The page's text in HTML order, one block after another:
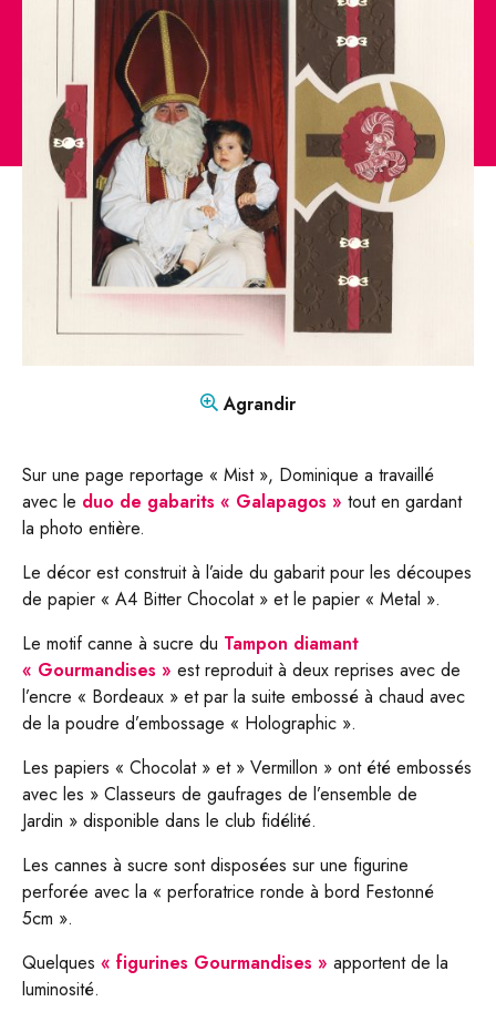
Mon compte
Boutique
FR
DE
CONTACT
Agrandir
Sur une page reportage « Mist », Dominique a travaillé
avec le duo de gabarits « Galapagos » tout en gardant
la photo entière.
Le décor est construit à l’aide du gabarit pour les découpes
de papier « A4 Bitter Chocolat » et le papier « Metal ».
Le motif canne à sucre du Tampon diamant
« Gourmandises » est reproduit à deux reprises avec de
l’encre « Bordeaux » et par la suite embossé à chaud avec
de la poudre d’embossage « Holographic ».
Les papiers « Chocolat » et » Vermillon » ont été embossés
avec les » Classeurs de gaufrages de l’ensemble de
Jardin » disponible dans le club fidélité.
Les cannes à sucre sont disposées sur une figurine
perforée avec la « perforatrice ronde à bord Festonné
5cm ».
Quelques « figurines Gourmandises » apportent de la
luminosité.